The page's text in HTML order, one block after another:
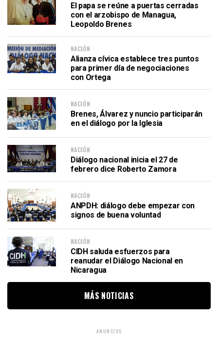
El papa se reúne a puertas cerradas
con el arzobispo de Managua,
Leopoldo Brenes
NACIÓN
Alianza cívica establece tres puntos
para primer día de negociaciones
con Ortega
NACIÓN
Brenes, Álvarez y nuncio participarán
en el diálogo por la Iglesia
NACIÓN
Diálogo nacional inicia el 27 de
febrero dice Roberto Zamora
NACIÓN
ANPDH: diálogo debe empezar con
signos de buena voluntad
NACIÓN
CIDH saluda esfuerzos para
reanudar el Diálogo Nacional en
Nicaragua
MÁS NOTICIAS
ANUNCIOS